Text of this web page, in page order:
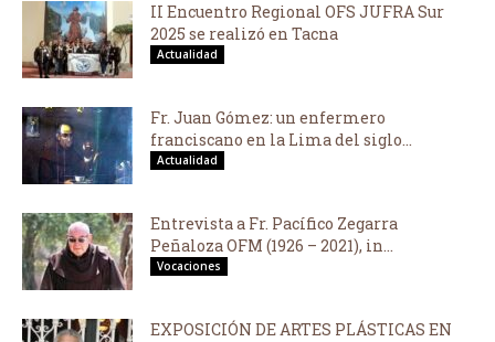
II Encuentro Regional OFS JUFRA Sur
2025 se realizó en Tacna
Actualidad
Fr. Juan Gómez: un enfermero
franciscano en la Lima del siglo...
Actualidad
Entrevista a Fr. Pacífico Zegarra
Peñaloza OFM (1926 – 2021), in...
Vocaciones
EXPOSICIÓN DE ARTES PLÁSTICAS EN